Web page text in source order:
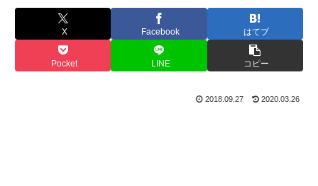
X Facebook はてブ
Pocket LINE コピー
2018.09.27 2020.03.26